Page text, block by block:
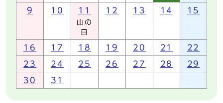
9 10 11
山の
日
12 13 14 15
16 17 18 19 20 21 22
23 24 25 26 27 28 29
30 31